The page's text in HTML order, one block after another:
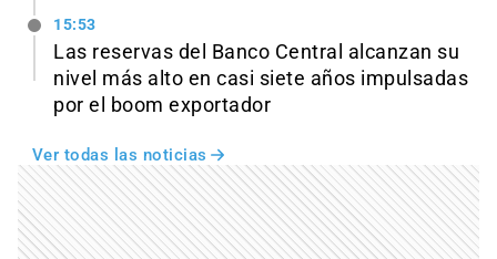
15:53
Las reservas del Banco Central alcanzan su
nivel más alto en casi siete años impulsadas
por el boom exportador
Ver todas las noticias